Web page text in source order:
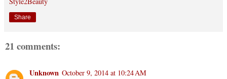
Share
21 comments:
Unknown October 9, 2014 at 10:24 AM